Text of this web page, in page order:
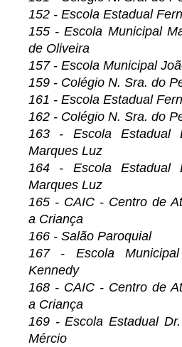
152 - Escola Estadual
155 - Escola Municipal
de Oliveira
157 - Escola Municipal
159 - Colégio N. Sra. do
161 - Escola Estadual
162 - Colégio N. Sra. do
163 - Escola Estadual
Marques Luz
164 - Escola Estadual
Marques Luz
165 - CAIC - Centro de
a Criança
166 - Salão Paroquial
167 - Escola
Kennedy
168 - CAIC - Centro de
a Criança
169 - Escola Estadual
Mércio